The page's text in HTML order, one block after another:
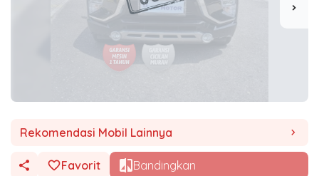
chevron_right
Rekomendasi Mobil Lainnya chevron_right
Favorit Bandingkan